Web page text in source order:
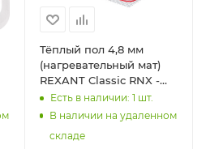
Тёплый пол 4,8 мм
(нагревательный мат)
REXANT Classic RNX -
2,0 м2 - 300Вт
(двухжильный с
Есть в наличии: 1 шт.
В наличии на удаленном
складе